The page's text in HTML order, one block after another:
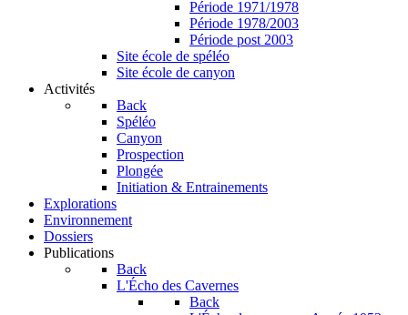
Période 1971/1978
Période 1978/2003
Période post 2003
Site école de spéléo
Site école de canyon
Activités
Back
Spéléo
Canyon
Prospection
Plongée
Initiation & Entrainements
Explorations
Environnement
Dossiers
Publications
Back
L'Écho des Cavernes
Back